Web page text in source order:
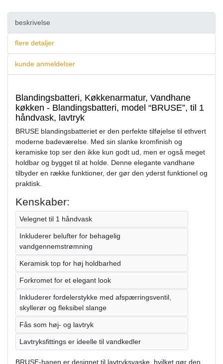
beskrivelse
flere detaljer
kunde anmeldelser
Blandingsbatteri, Køkkenarmatur, Vandhane
køkken - Blandingsbatteri, model “BRUSE”, til 1
håndvask, lavtryk
BRUSE blandingsbatteriet er den perfekte tilføjelse til ethvert
moderne badeværelse. Med sin slanke kromfinish og
keramiske top ser den ikke kun godt ud, men er også meget
holdbar og bygget til at holde. Denne elegante vandhane
tilbyder en række funktioner, der gør den yderst funktionel og
praktisk.
Kenskaber:
Velegnet til 1 håndvask
Inkluderer belufter for behagelig
vandgennemstrømning
Keramisk top for høj holdbarhed
Forkromet for et elegant look
Inkluderer fordelerstykke med afspærringsventil,
skyllerør og fleksibel slange
Fås som høj- og lavtryk
Lavtryksfittings er ideelle til vandkedler
BRUSE-hanen er designet til lavtryksvaske, hvilket gør den